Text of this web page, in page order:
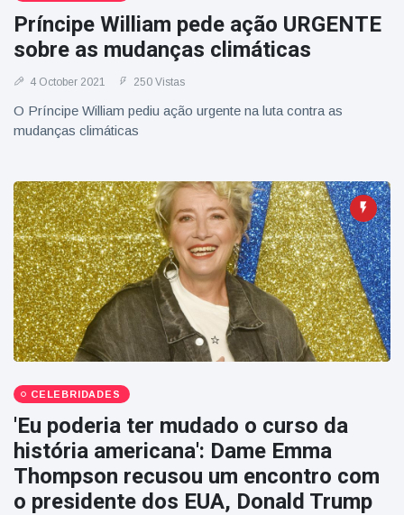
Príncipe William pede ação URGENTE
sobre as mudanças climáticas
4 October 2021 250 Vistas
O Príncipe William pediu ação urgente na luta contra as
mudanças climáticas
CELEBRIDADES
'Eu poderia ter mudado o curso da
história americana': Dame Emma
Thompson recusou um encontro com
o presidente dos EUA, Donald Trump